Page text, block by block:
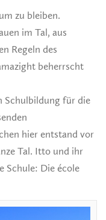
zu bleiben.
im Tal, aus
Regeln des
beherrscht
Schulbildung für die
hier entstand vor
Tal. Itto und ihr
Schule: Die école